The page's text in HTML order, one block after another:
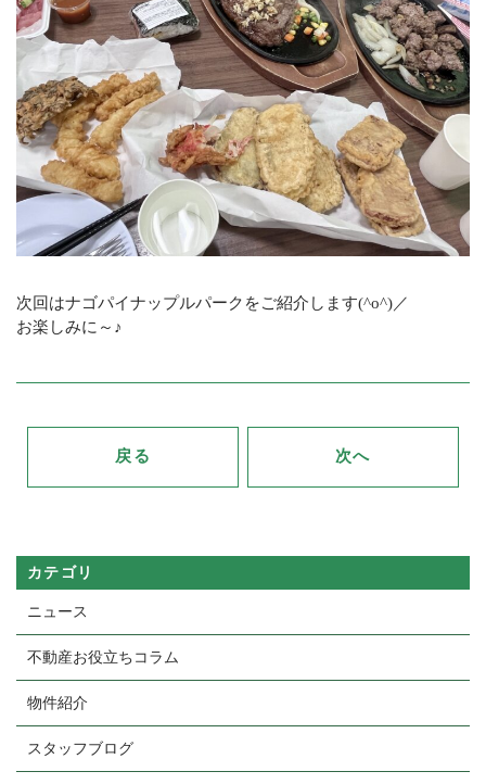
次回はナゴパイナップルパークをご紹介します(^o^)／
お楽しみに～♪
戻る 次へ
カテゴリ
ニュース
不動産お役立ちコラム
物件紹介
スタッフブログ